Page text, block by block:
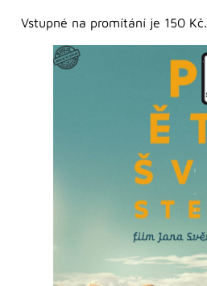
Vstupné na promítání je 150 Kč.